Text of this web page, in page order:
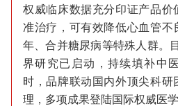
权威临床数据充分印证产品价
准治疗，可有效降低心血管不
年、合并糖尿病等特殊人群。
界研究已启动，持续填补中
时，品牌联动国内外顶尖科研
理，多项成果登陆国际权威医学